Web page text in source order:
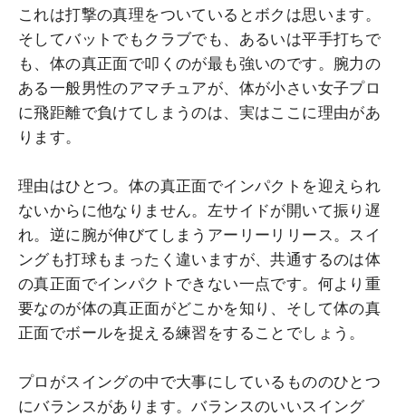
これは打撃の真理をついているとボクは思います。
そしてバットでもクラブでも、あるいは平手打ちで
も、体の真正面で叩くのが最も強いのです。腕力の
ある一般男性のアマチュアが、体が小さい女子プロ
に飛距離で負けてしまうのは、実はここに理由があ
ります。
理由はひとつ。体の真正面でインパクトを迎えられ
ないからに他なりません。左サイドが開いて振り遅
れ。逆に腕が伸びてしまうアーリーリリース。スイ
ングも打球もまったく違いますが、共通するのは体
の真正面でインパクトできない一点です。何より重
要なのが体の真正面がどこかを知り、そして体の真
正面でボールを捉える練習をすることでしょう。
プロがスイングの中で大事にしているもののひとつ
にバランスがあります。バランスのいいスイング